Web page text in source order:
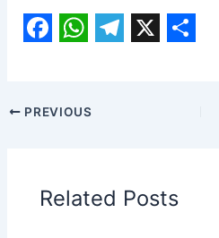
c a
A r
PREVIOUS
Related Posts